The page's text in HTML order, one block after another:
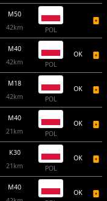
M50
42km
POL
M40
42km
POL
OK
M18
42km
POL
OK
M40
21km
POL
OK
K30
21km
POL
OK
M40
OK